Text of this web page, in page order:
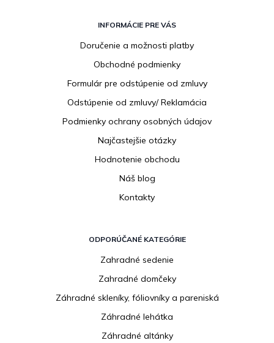
INFORMÁCIE PRE VÁS
Doručenie a možnosti platby
Obchodné podmienky
Formulár pre odstúpenie od zmluvy
Odstúpenie od zmluvy/ Reklamácia
Podmienky ochrany osobných údajov
Najčastejšie otázky
Hodnotenie obchodu
Náš blog
Kontakty
ODPORÚČANÉ KATEGÓRIE
Zahradné sedenie
Zahradné domčeky
Záhradné skleníky, fóliovníky a pareniská
Záhradné lehátka
Záhradné altánky